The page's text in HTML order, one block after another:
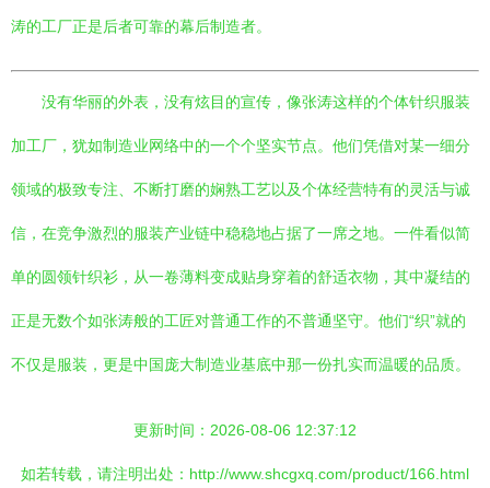
涛的工厂正是后者可靠的幕后制造者。
没有华丽的外表，没有炫目的宣传，像张涛这样的个体针织服装
加工厂，犹如制造业网络中的一个个坚实节点。他们凭借对某一细分
领域的极致专注、不断打磨的娴熟工艺以及个体经营特有的灵活与诚
信，在竞争激烈的服装产业链中稳稳地占据了一席之地。一件看似简
单的圆领针织衫，从一卷薄料变成贴身穿着的舒适衣物，其中凝结的
正是无数个如张涛般的工匠对普通工作的不普通坚守。他们“织”就的
不仅是服装，更是中国庞大制造业基底中那一份扎实而温暖的品质。
更新时间：2026-08-06 12:37:12
如若转载，请注明出处：http://www.shcgxq.com/product/166.html